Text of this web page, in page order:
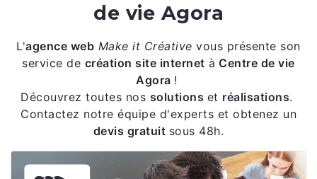
de vie Agora
L'agence web Make it Créativevous présente son
service de création site internet à Centre de vie
Agora !
Découvrez toutes nos solutions et réalisations.
Contactez notre équipe d'experts et obtenez un
devis gratuit sous 48h.